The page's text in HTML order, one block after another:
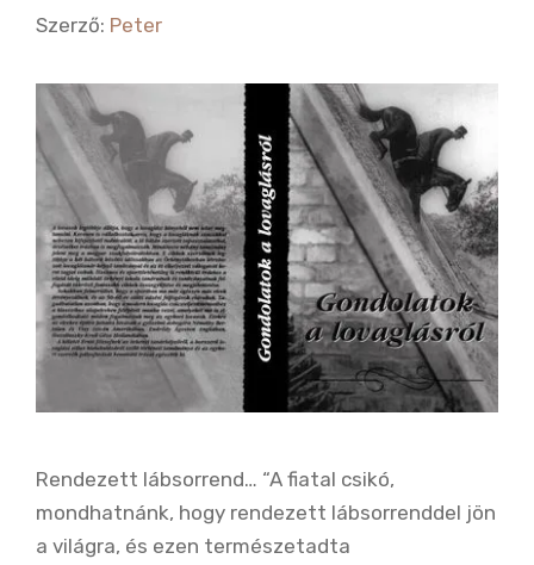
Szerző: Peter
Rendezett lábsorrend… “A fiatal csikó,
mondhatnánk, hogy rendezett lábsorrenddel jön
a világra, és ezen természetadta